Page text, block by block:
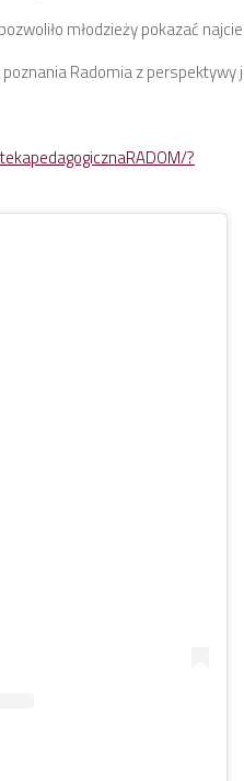
pozwoliło młodzieży pokazać
Radomia z perspektywy
?